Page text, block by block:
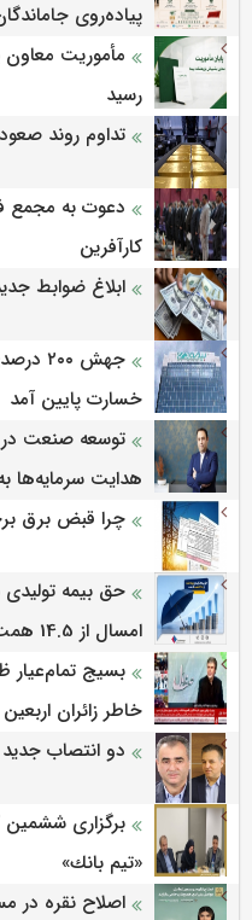
پیاده‌روی
مأموریت معاون
رسید
تداوم روند
دعوت به مجمع
کارآفرین
ابلاغ ضوابط
جهش
خسارت پایین آمد
توسعه صنعت در
هدایت سرمایه‌ها
چرا قبض برق
حق بیمه
امسال از 14.5 همت گذشت
بسیج تمام‌عیار
خاطر زائران
دو انتصاب
برگزاری ششمین
«تیم بانك»
اصلاح نقره در